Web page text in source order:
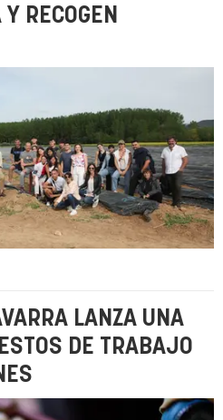
RECOGEN
LANZA UNA
DE TRABAJO